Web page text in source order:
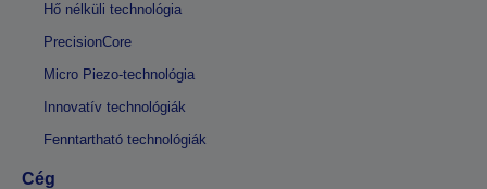
Hő nélküli technológia
PrecisionCore
Micro Piezo-technológia
Innovatív technológiák
Fenntartható technológiák
Cég